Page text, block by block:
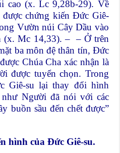
cao (x. Lc 9,28b-29). Về
được chứng kiến Đức Giê-
Vườn núi Cây Dầu vào
(x. Mc 14,33). – – Ở trên
ba môn đệ thân tín, Đức
Chúa Cha xác nhận là
được tuyển chọn. Trong
Giê-su lại thay đổi hình
Người đã nói với các
buồn sầu đến chết được”
hình của Đức Giê-su.